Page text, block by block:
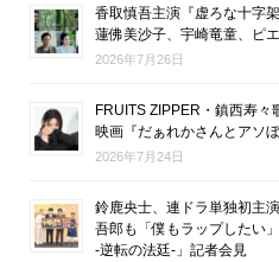
香取慎吾主演『虚ろな十字
蓮佛美沙子、宇崎竜童、ピ
2026年7月26日
FRUITS ZIPPER・鎮西寿々
映画『だぁれかさんとアソ
2026年7月24日
鈴鹿央士、連ドラ単独初主
吾郎も「僕もラップしたい
-逆転の法廷-」記者会見